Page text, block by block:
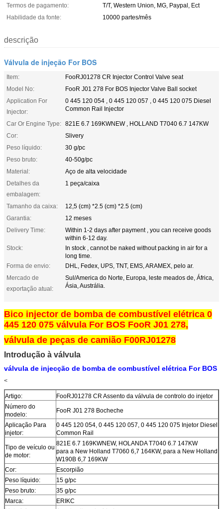
Termos de pagamento:
T/T, Western Union, MG, Paypal, Ect
Habilidade da fonte:
10000 partes/mês
descrição
Válvula de injeção For BOS
Item:
FooRJ01278 CR Injector Control Valve seat
Model No:
FooR J01 278 For BOS Injector Valve Ball socket
Application For
Injector:
0 445 120 054 , 0 445 120 057 , 0 445 120 075 Diesel
Common Rail Injector
Car Or Engine Type: 821E 6.7 169KWNEW , HOLLAND T7040 6.7 147KW
Cor:
Slivery
Peso líquido:
30 g/pc
Peso bruto:
40-50g/pc
Material:
Aço de alta velocidade
Detalhes da
embalagem:
1 peça/caixa
Tamanho da caixa:
12,5 (cm) *2.5 (cm) *2.5 (cm)
Garantia:
12 meses
Delivery Time:
Within 1-2 days after payment , you can receive goods
within 6-12 day.
Stock:
In stock , cannot be naked without packing in air for a
long time.
Forma de envio:
DHL, Fedex, UPS, TNT, EMS, ARAMEX, pelo ar.
Mercado de
exportação atual:
Sul/America do Norte, Europa, leste meados de, África,
Ásia, Austrália.
Bico injector de bomba de combustível elétrica 0
445 120 075 válvula For BOS FooR J01 278,
válvula de peças de camião F00RJ01278
Introdução à válvula
válvula de injecção de bomba de combustível elétrica For BOS
<
Artigo:
FooRJ01278 CR Assento da válvula de controlo do injetor
Número do
modelo:
FooR J01 278 Bocheche
Aplicação Para
injetor:
0 445 120 054, 0 445 120 057, 0 445 120 075 Injetor Diesel
Common Rail
Tipo de veículo ou
de motor:
821E 6.7 169KWNEW, HOLANDA T7040 6.7 147KW
para a New Holland T7060 6,7 164KW, para a New Holland
W190B 6,7 169KW
Cor:
Escorpião
Peso líquido:
15 g/pc
Peso bruto:
35 g/pc
Marca:
ERIKC